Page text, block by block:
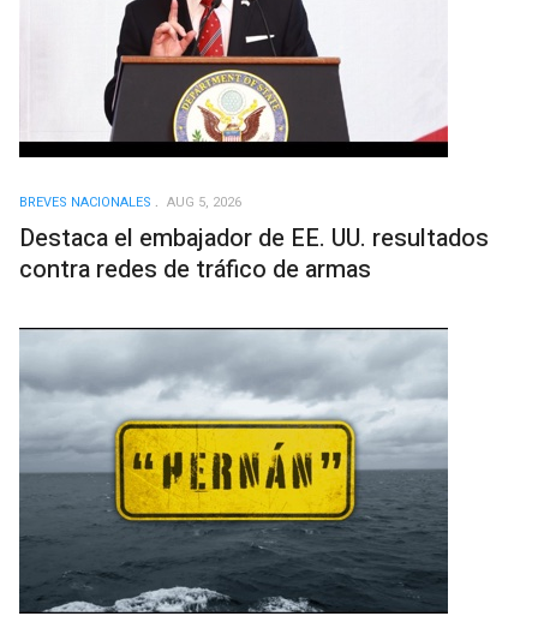
BREVES NACIONALES AUG 5, 2026
Destaca el embajador de EE. UU. resultados
contra redes de tráfico de armas